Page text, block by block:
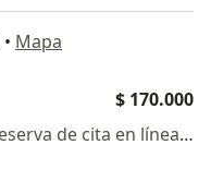
• Mapa
$ 170.000
Este especialista no ofrece reserva de cita en línea en esta dirección.